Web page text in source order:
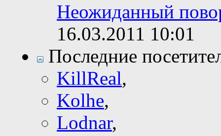
Неожиданный
16.03.2011 10:01
Последние
KillReal,
Kolhe,
Lodnar,